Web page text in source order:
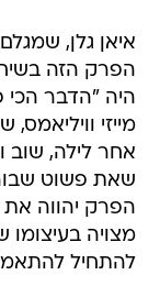
איאן גלן,
הפרק הזה
היה "הדבר הכי
מייזי
אחר לילה, שוב
שאת פשוט
הפרק יהווה
מצויה
להתחיל